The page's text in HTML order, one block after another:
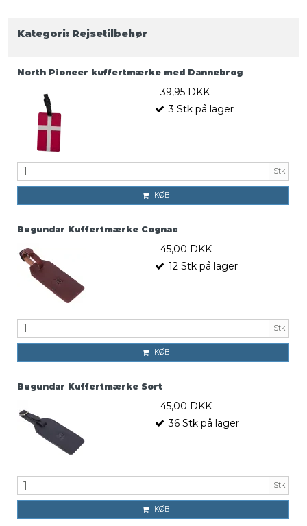
Kategori: Rejsetilbehør
North Pioneer kuffertmærke med Dannebrog
39,95 DKK
3 Stk på lager
Stk
KØB
Bugundar Kuffertmærke Cognac
45,00 DKK
12 Stk på lager
Stk
KØB
Bugundar Kuffertmærke Sort
45,00 DKK
36 Stk på lager
Stk
KØB